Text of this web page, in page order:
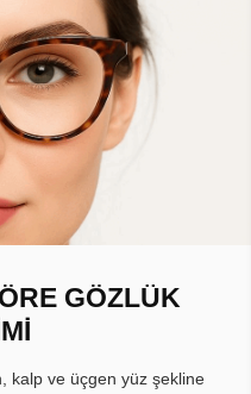
GÖZLÜK
kalp ve üçgen yüz şekline